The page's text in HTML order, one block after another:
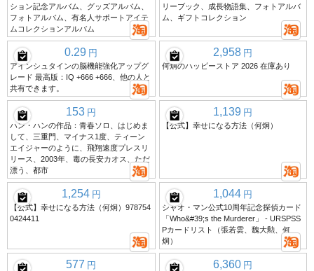
ション記念アルバム、グッズアルバム、
フォトアルバム、有名人サポートアイテ
ムコレクションアルバム
リーブック、成長物語集、フォトアルバ
ム、ギフトコレクション
0.29 円
アインシュタインの脳機能強化アップグ
レード 最高版：IQ +666 +666、他の人と
共有できます。
2,958 円
何炯のハッピーストア 2026 在庫あり
153 円
ハン・ハンの作品：青春ソロ、はじめま
して、三重門、マイナス1度、ティーン
エイジャーのように、飛翔速度プレスリ
リース、2003年、毒の長安カオス、ただ
漂う、都市
1,139 円
【公式】幸せになる方法（何炯）
1,254 円
【公式】幸せになる方法（何炯）978754
0424411
1,044 円
シャオ・マン公式10周年記念探偵カード
「Who&#39;s the Murderer」 - URSPSS
Pカードリスト（張若雲、魏大勲、何
炯）
577 円 6,360 円